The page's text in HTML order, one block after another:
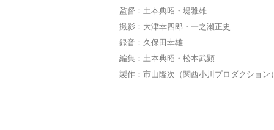
監督：土本典昭・堤雅雄
撮影：大津幸四郎・一之瀬正史
録音：久保田幸雄
編集：土本典昭・松本武顕
製作：市山隆次（関西小川プロダクショ